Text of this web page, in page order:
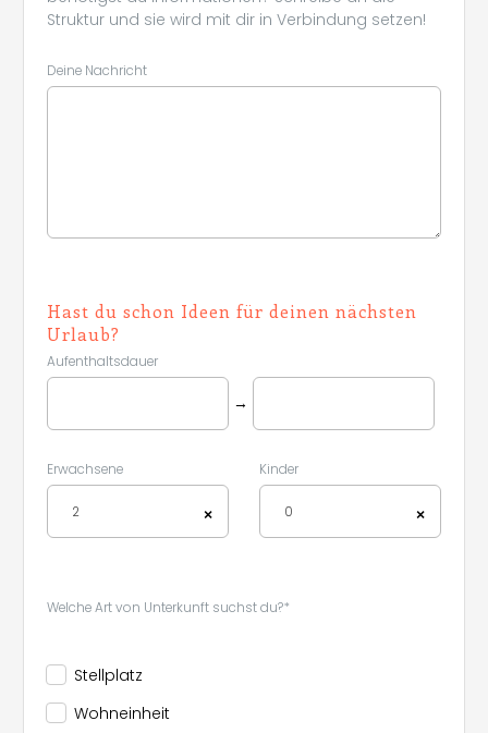
Struktur und sie wird mit dir in Verbindung setzen!
Deine Nachricht
Hast du schon Ideen für deinen nächsten
Urlaub?
Aufenthaltsdauer
→
Erwachsene
×
2
Kinder
×
0
Welche Art von Unterkunft suchst du?*
Stellplatz
Wohneinheit